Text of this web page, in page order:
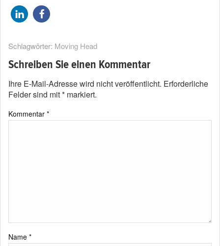
Schlagwörter: Moving Head
Schreiben Sie einen Kommentar
Ihre E-Mail-Adresse wird nicht veröffentlicht. Erforderliche
Felder sind mit* markiert.
Kommentar *
Name *